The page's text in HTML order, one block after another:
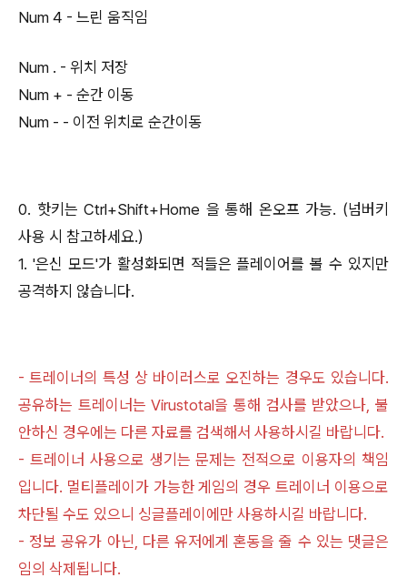
Num 4 - 느린 움직임
Num . - 위치 저장
Num + - 순간 이동
Num - - 이전 위치로 순간이동
0. 핫키는 Ctrl+Shift+Home 을 통해 온오프 가능. (넘버키
사용 시 참고하세요.)
1. '은신 모드'가 활성화되면 적들은 플레이어를 볼 수 있지만
공격하지 않습니다.
- 트레이너의 특성 상 바이러스로 오진하는 경우도 있습니다.
공유하는 트레이너는 Virustotal을 통해 검사를 받았으나, 불
안하신 경우에는 다른 자료를 검색해서 사용하시길 바랍니다.
- 트레이너 사용으로 생기는 문제는 전적으로 이용자의 책임
입니다. 멀티플레이가 가능한 게임의 경우 트레이너 이용으로
차단될 수도 있으니 싱글플레이에만 사용하시길 바랍니다.
- 정보 공유가 아닌, 다른 유저에게 혼동을 줄 수 있는 댓글은
임의 삭제됩니다.